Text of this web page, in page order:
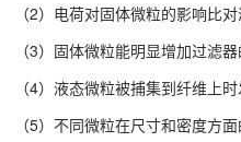
（2）电荷对固体微粒的影响比对
（3）固体微粒能明显增加过滤器
（4）液态微粒被捕集到纤维上时
（5）不同微粒在尺寸和密度方